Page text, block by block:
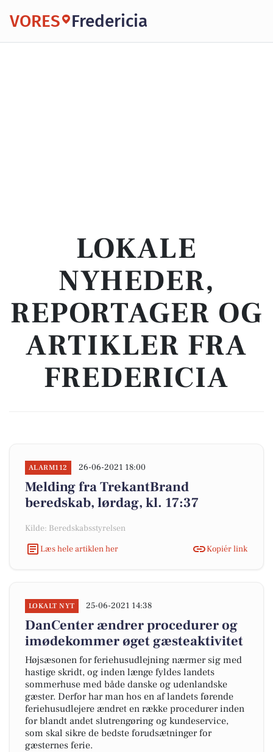
VORES Fredericia
LOKALE
NYHEDER,
REPORTAGER OG
ARTIKLER FRA
FREDERICIA
ALARM112 26-06-2021 18:00
Melding fra TrekantBrand
beredskab, lørdag, kl. 17:37
Kilde: Beredskabsstyrelsen
Læs hele artiklen her
Kopiér link
LOKALT NYT 25-06-2021 14:38
DanCenter ændrer procedurer og
imødekommer øget gæsteaktivitet
Højsæsonen for feriehusudlejning nærmer sig med
hastige skridt, og inden længe fyldes landets
sommerhuse med både danske og udenlandske
gæster. Derfor har man hos en af landets førende
feriehusudlejere ændret en række procedurer inden
for blandt andet slutrengøring og kundeservice,
som skal sikre de bedste forudsætninger for
gæsternes ferie.